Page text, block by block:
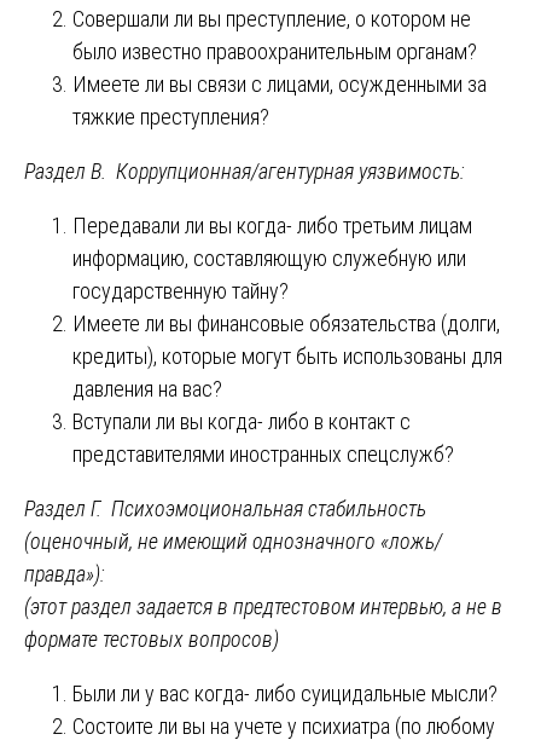
Совершали ли вы преступление, о котором не
было известно правоохранительным органам?
Имеете ли вы связи с лицами, осужденными за
тяжкие преступления?
Раздел В. Коррупционная/агентурная уязвимость:
Передавали ли вы когда- либо третьим лицам
информацию, составляющую служебную или
государственную тайну?
Имеете ли вы финансовые обязательства (долги,
кредиты), которые могут быть использованы для
давления на вас?
Вступали ли вы когда- либо в контакт с
представителями иностранных спецслужб?
Раздел Г. Психоэмоциональная стабильность
(оценочный, не имеющий однозначного «ложь/
правда»):
(этот раздел задается в предтестовом интервью, а не в
формате тестовых вопросов)
Были ли у вас когда- либо суицидальные мысли?
Состоите ли вы на учете у психиатра (по любому